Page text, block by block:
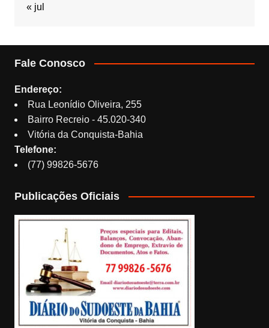
« jul
Fale Conosco
Endereço:
Rua Leonídio Oliveira, 255
Bairro Recreio - 45.020-340
Vitória da Conquista-Bahia
Telefone:
(77) 99826-5676
Publicações Oficiais